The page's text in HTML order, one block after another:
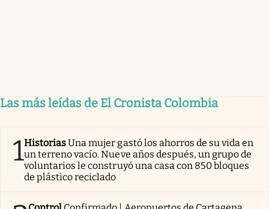
Las más leídas de El Cronista Colombia
1HistoriasUna mujer gastó los ahorros de su vida en
un terreno vacío. Nueve años después, un grupo de
voluntarios le construyó una casa con 850 bloques
de plástico reciclado